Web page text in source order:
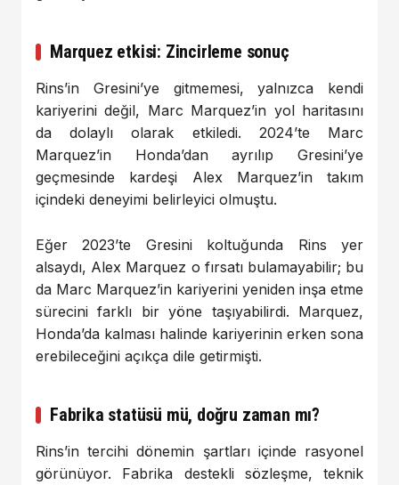
Marquez etkisi: Zincirleme sonuç
Rins’in Gresini’ye gitmemesi, yalnızca kendi
kariyerini değil, Marc Marquez’in yol haritasını
da dolaylı olarak etkiledi. 2024’te Marc
Marquez’in Honda’dan ayrılıp Gresini’ye
geçmesinde kardeşi Alex Marquez’in takım
içindeki deneyimi belirleyici olmuştu.
Eğer 2023’te Gresini koltuğunda Rins yer
alsaydı, Alex Marquez o fırsatı bulamayabilir; bu
da Marc Marquez’in kariyerini yeniden inşa etme
sürecini farklı bir yöne taşıyabilirdi. Marquez,
Honda’da kalması halinde kariyerinin erken sona
erebileceğini açıkça dile getirmişti.
Fabrika statüsü mü, doğru zaman mı?
Rins’in tercihi dönemin şartları içinde rasyonel
görünüyor. Fabrika destekli sözleşme, teknik